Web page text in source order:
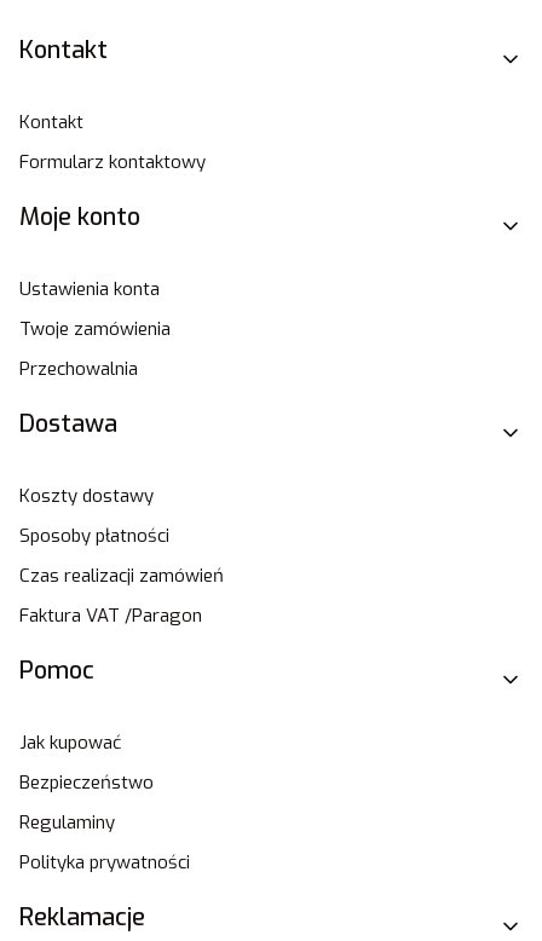
Linki w stopce
Kontakt
Kontakt
Formularz kontaktowy
Moje konto
Ustawienia konta
Twoje zamówienia
Przechowalnia
Dostawa
Koszty dostawy
Sposoby płatności
Czas realizacji zamówień
Faktura VAT /Paragon
Pomoc
Jak kupować
Bezpieczeństwo
Regulaminy
Polityka prywatności
Reklamacje